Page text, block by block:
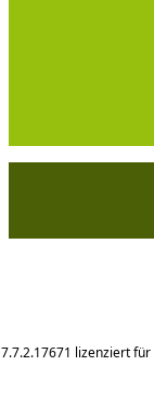
7.7.2.17671 lizenziert für